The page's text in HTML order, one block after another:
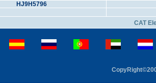
HJ9H5796
CAT